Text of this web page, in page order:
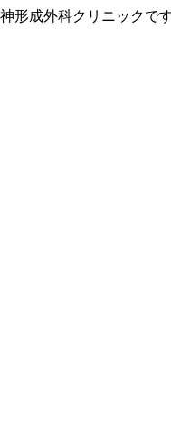
形成外科クリニック